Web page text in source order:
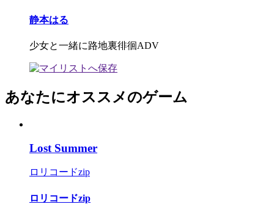
静本はる
少女と一緒に路地裏徘徊ADV
あなたにオススメのゲーム
Lost Summer
ロリコードzip
ロリコードzip